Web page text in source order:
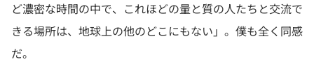
ど濃密な時間の中で、これほどの量と質の人たちと交流で
きる場所は、地球上の他のどこにもない」。僕も全く同感
だ。